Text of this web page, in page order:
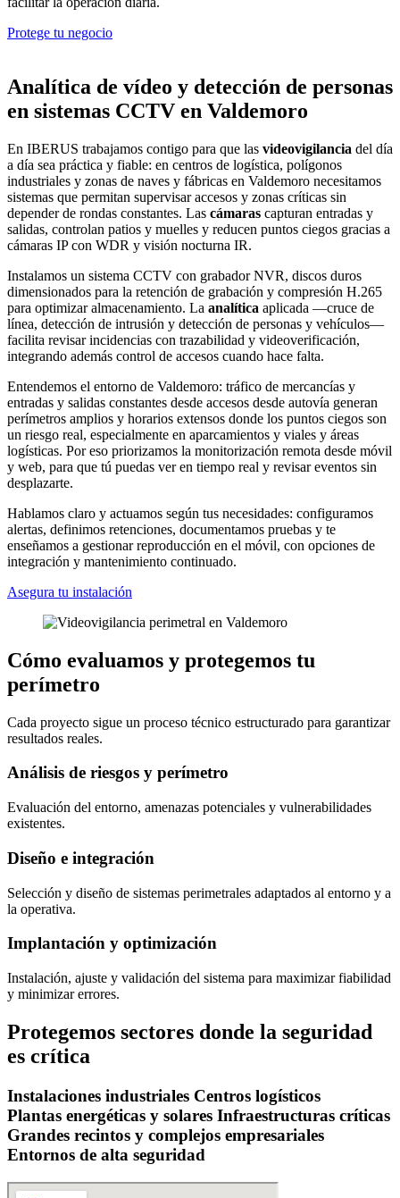
Protege tu negocio
Analítica de vídeo y detección de personas
en sistemas CCTV en Valdemoro
En IBERUS trabajamos contigo para que las videovigilancia del día
a día sea práctica y fiable: en centros de logística, polígonos
industriales y zonas de naves y fábricas en Valdemoro necesitamos
sistemas que permitan supervisar accesos y zonas críticas sin
depender de rondas constantes. Las cámaras capturan entradas y
salidas, controlan patios y muelles y reducen puntos ciegos gracias a
cámaras IP con WDR y visión nocturna IR.
Instalamos un sistema CCTV con grabador NVR, discos duros
dimensionados para la retención de grabación y compresión H.265
para optimizar almacenamiento. La analítica aplicada —cruce de
línea, detección de intrusión y detección de personas y vehículos—
facilita revisar incidencias con trazabilidad y videoverificación,
integrando además control de accesos cuando hace falta.
Entendemos el entorno de Valdemoro: tráfico de mercancías y
entradas y salidas constantes desde accesos desde autovía generan
perímetros amplios y horarios extensos donde los puntos ciegos son
un riesgo real, especialmente en aparcamientos y viales y áreas
logísticas. Por eso priorizamos la monitorización remota desde móvil
y web, para que tú puedas ver en tiempo real y revisar eventos sin
desplazarte.
Hablamos claro y actuamos según tus necesidades: configuramos
alertas, definimos retenciones, documentamos pruebas y te
enseñamos a gestionar reproducción en el móvil, con opciones de
integración y mantenimiento continuado.
Asegura tu instalación
Cómo evaluamos y protegemos tu
perímetro
Cada proyecto sigue un proceso técnico estructurado para garantizar
resultados reales.
Análisis de riesgos y perímetro
Evaluación del entorno, amenazas potenciales y vulnerabilidades
existentes.
Diseño e integración
Selección y diseño de sistemas perimetrales adaptados al entorno y a
la operativa.
Implantación y optimización
Instalación, ajuste y validación del sistema para maximizar fiabilidad
y minimizar errores.
Protegemos sectores donde la seguridad
es crítica
Instalaciones industriales Centros logísticos
Plantas energéticas y solares Infraestructuras críticas
Grandes recintos y complejos empresariales
Entornos de alta seguridad